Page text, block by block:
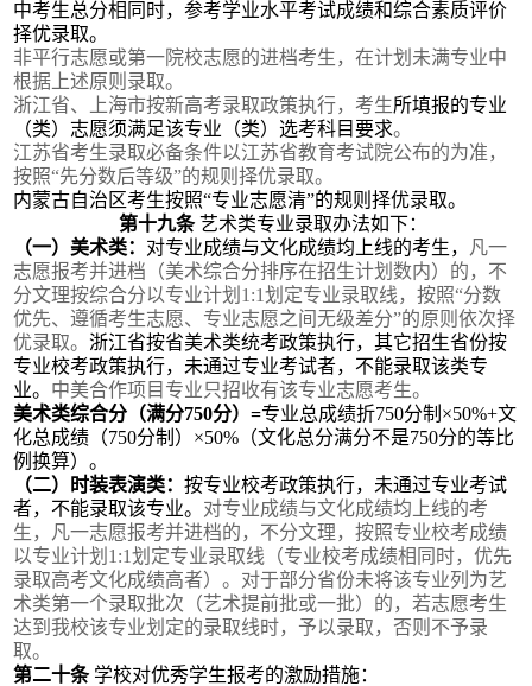
中考生总分相同时，参考学业水平考试成绩和综合素质评价
择优录取。
非平行志愿或第一院校志愿的进档考生，在计划未满专业中
根据上述原则录取。
浙江省、上海市按新高考录取政策执行，考生所填报的专业
（类）志愿须满足该专业（类）选考科目要求。
江苏省考生录取必备条件以江苏省教育考试院公布的为准，
按照“先分数后等级”的规则择优录取。
内蒙古自治区考生按照“专业志愿清”的规则择优录取。
第十九条 艺术类专业录取办法如下：
（一）美术类： 对专业成绩与文化成绩均上线的考生，
凡一
志愿报考并进档（美术综合分排序在招生计划数内）的，不
分文理按综合分以专业计划 1:1划定专业录取线 ，按照“分数
优先、遵循考生志愿、专业志愿之间无级差分”的原则依次择
优录取。 浙江省按省美术类统考政策执行，其它招生省份按
专业校考政策执行，未通过专业考试者，不能录取该类专
业。 中美合作项目专业只招收有该专业志愿考生。
美术类综合分（满分750分）=专业总成绩折750分制×50%+文
化总成绩（750分制）×50% （文化总分满分不是750分的等比
例换算）。
（二）时装表演类：按专业校考政策执行，未通过专业考试
者，不能录取该专业。 对专业成绩与文化成绩均上线的考
生，凡一志愿报考并进档的 ，不分文理，按照专业校考成绩
以专业计划 1:1划定专业录取线（专业校考成绩相同时，优先
录取高考文化成绩高者）。 对于部分省份未将该专业列为艺
术类第一个录取批次（艺术提前批或一批）的，若志愿考生
达到我校该专业划定的录取线时，予以录取，否则不予录
取。
第二十条 学校对优秀学生报考的激励措施：